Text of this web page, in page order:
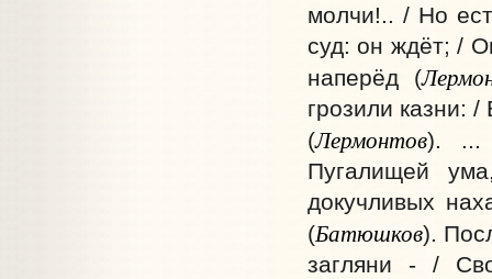
молчи!.. / Но
суд: он ждёт; /
наперёд (
грозили казни:
(Лермонтов). ...
Пугалищей
докучливых
(Батюшков).
загляни - /